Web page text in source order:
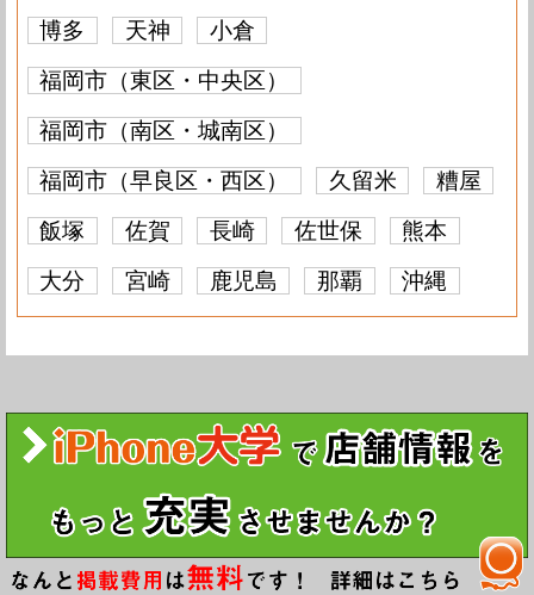
博多 天神
小倉
福岡市（東区・中央区）
福岡市（南区・城南区）
福岡市（早良区・西区）
久留米
糟屋
飯塚
佐賀 長崎 佐世保
熊本
大分
宮崎 鹿児島 那覇 沖縄